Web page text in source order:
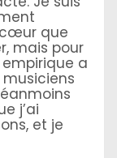
que
mais pour
a
j’ai
et je